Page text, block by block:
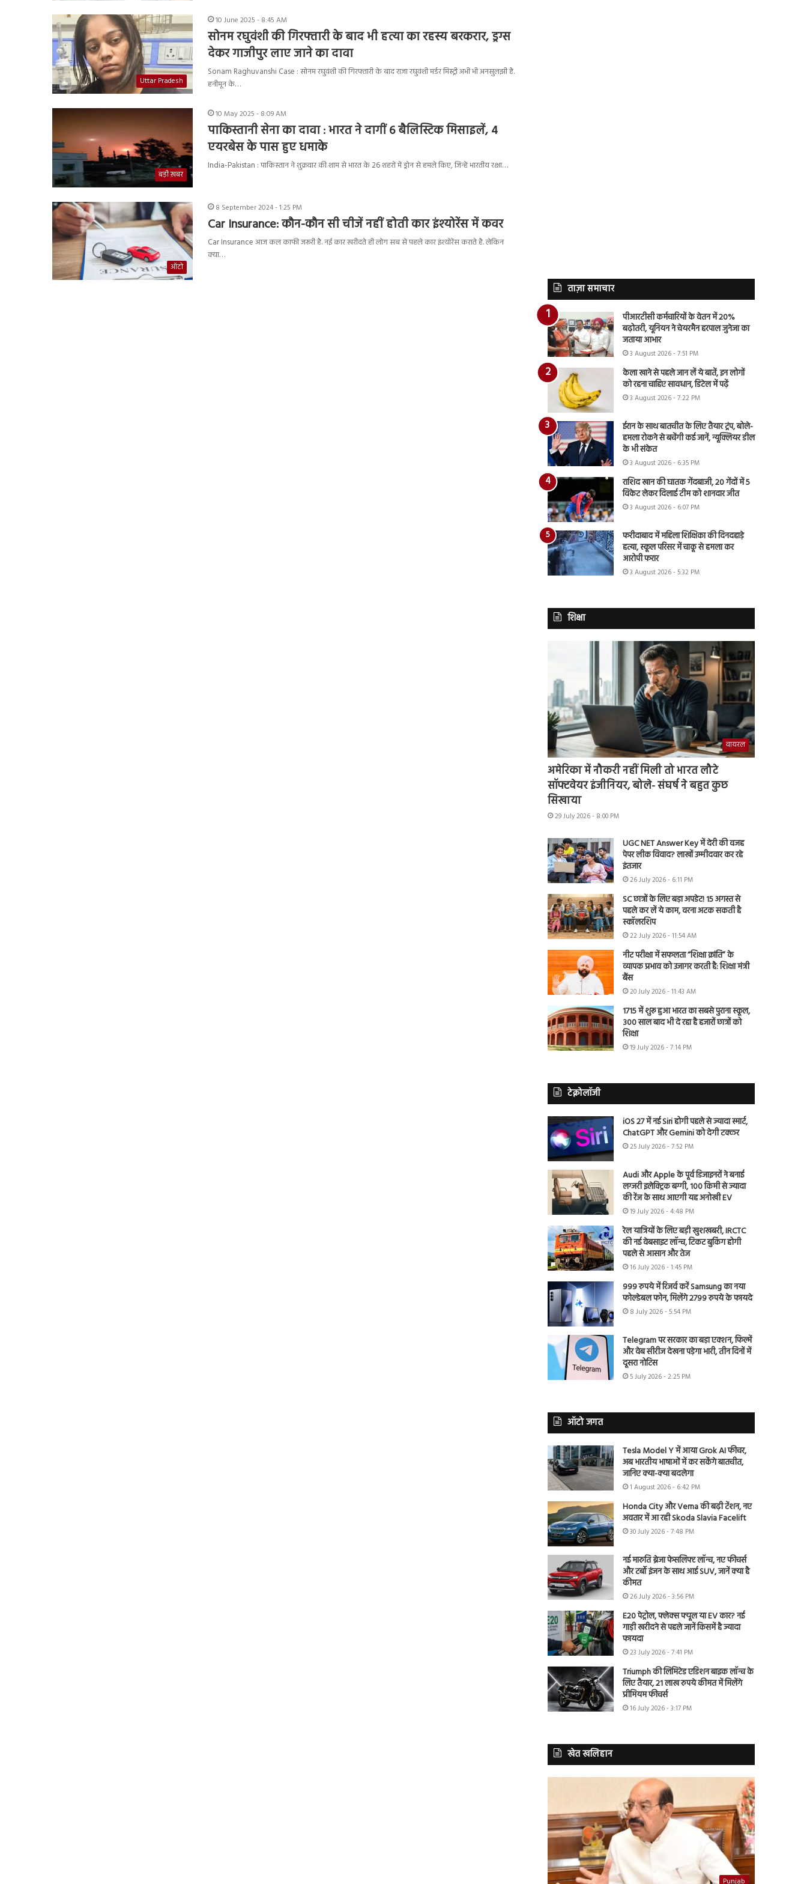
Uttar Pradesh
10 June 2025 - 8:45 AM
सोनम रघुवंशी की गिरफ्तारी के बाद भी हत्या का रहस्य बरकरार, ड्रग्स
देकर गाजीपुर लाए जाने का दावा
Sonam Raghuvanshi Case : सोनम रघुवंशी की गिरफ्तारी के बाद राजा रघुवंशी मर्डर मिस्ट्री अभी भी अनसुलझी है.
हनीमून के…
बड़ी ख़बर
10 May 2025 - 8:09 AM
पाकिस्तानी सेना का दावा : भारत ने दागीं 6 बैलिस्टिक मिसाइलें, 4
एयरबेस के पास हुए धमाके
India-Pakistan : पाकिस्तान ने शुक्रवार की शाम से भारत के 26 शहरों में ड्रोन से हमले किए, जिन्हें भारतीय रक्षा…
ऑटो
8 September 2024 - 1:25 PM
Car Insurance: कौन-कौन सी चीजें नहीं होती कार इंश्योरेंस में कवर
Car Insurance आज कल काफी जरूरी है. नई कार खरीदते ही लोग सब से पहले कार इंश्योरेंस कराते है. लेकिन
क्या…
ताज़ा समाचार
पीआरटीसी कर्मचारियों के वेतन में 20%
बढ़ोतरी, यूनियन ने चेयरमैन हरपाल जुनेजा का
जताया आभार
3 August 2026 - 7:51 PM
केला खाने से पहले जान लें ये बातें, इन लोगों
को रहना चाहिए सावधान, डिटेल में पढ़ें
3 August 2026 - 7:22 PM
ईरान के साथ बातचीत के लिए तैयार ट्रंप, बोले-
हमला रोकने से बचेंगी कई जानें, न्यूक्लियर डील
के भी संकेत
3 August 2026 - 6:35 PM
राशिद खान की घातक गेंदबाजी, 20 गेंदों में 5
विकेट लेकर दिलाई टीम को शानदार जीत
3 August 2026 - 6:07 PM
फरीदाबाद में महिला शिक्षिका की दिनदहाड़े
हत्या, स्कूल परिसर में चाकू से हमला कर
आरोपी फरार
3 August 2026 - 5:32 PM
शिक्षा
वायरल
अमेरिका में नौकरी नहीं मिली तो भारत लौटे
सॉफ्टवेयर इंजीनियर, बोले- संघर्ष ने बहुत कुछ
सिखाया
29 July 2026 - 8:00 PM
UGC NET Answer Key में देरी की वजह
पेपर लीक विवाद? लाखों उम्मीदवार कर रहे
इंतजार
26 July 2026 - 6:11 PM
SC छात्रों के लिए बड़ा अपडेट! 15 अगस्त से
पहले कर लें ये काम, वरना अटक सकती है
स्कॉलरशिप
22 July 2026 - 11:54 AM
नीट परीक्षा में सफलता “शिक्षा क्रांति” के
व्यापक प्रभाव को उजागर करती है: शिक्षा मंत्री
बैंस
20 July 2026 - 11:43 AM
1715 में शुरू हुआ भारत का सबसे पुराना स्कूल,
300 साल बाद भी दे रहा है हजारों छात्रों को
शिक्षा
19 July 2026 - 7:14 PM
टेक्नोलॉजी
iOS 27 में नई Siri होगी पहले से ज्यादा स्मार्ट,
ChatGPT और Gemini को देगी टक्कर
25 July 2026 - 7:52 PM
Audi और Apple के पूर्व डिजाइनरों ने बनाई
लग्जरी इलेक्ट्रिक बग्गी, 100 किमी से ज्यादा
की रेंज के साथ आएगी यह अनोखी EV
19 July 2026 - 4:48 PM
रेल यात्रियों के लिए बड़ी खुशखबरी, IRCTC
की नई वेबसाइट लॉन्च, टिकट बुकिंग होगी
पहले से आसान और तेज
16 July 2026 - 1:45 PM
999 रुपये में रिजर्व करें Samsung का नया
फोल्डेबल फोन, मिलेंगे 2799 रुपये के फायदे
8 July 2026 - 5:54 PM
Telegram पर सरकार का बड़ा एक्शन, फिल्में
और वेब सीरीज देखना पड़ेगा भारी, तीन दिनों में
दूसरा नोटिस
5 July 2026 - 2:25 PM
ऑटो जगत
Tesla Model Y में आया Grok AI फीचर,
अब भारतीय भाषाओं में कर सकेंगे बातचीत,
जानिए क्या-क्या बदलेगा
1 August 2026 - 6:42 PM
Honda City और Verna की बढ़ी टेंशन, नए
अवतार में आ रही Skoda Slavia Facelift
30 July 2026 - 7:48 PM
नई मारुति ब्रेजा फेसलिफ्ट लॉन्च, नए फीचर्स
और टर्बो इंजन के साथ आई SUV, जानें क्या है
कीमत
26 July 2026 - 3:56 PM
E20 पेट्रोल, फ्लेक्स फ्यूल या EV कार? नई
गाड़ी खरीदने से पहले जानें किसमें है ज्यादा
फायदा
23 July 2026 - 7:41 PM
Triumph की लिमिटेड एडिशन बाइक लॉन्च के
लिए तैयार, 21 लाख रुपये कीमत में मिलेंगे
प्रीमियम फीचर्स
16 July 2026 - 3:17 PM
खेत खलिहान
Punjab